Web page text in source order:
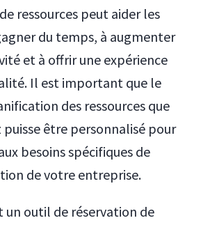
ressources peut aider les
du temps, à augmenter
et à offrir une expérience
Il est important que le
des ressources que
puisse être personnalisé pour
besoins spécifiques de
de votre entreprise.
un outil de réservation de